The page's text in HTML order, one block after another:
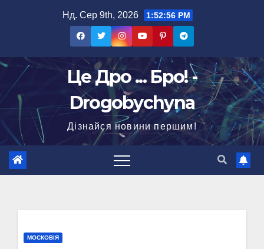
Нд. Сер 9th, 2026 1:52:57 PM
Це Дро ... Бро! -
Drogobychyna
Дізнайся новини першим!
МОСКОВІЯ